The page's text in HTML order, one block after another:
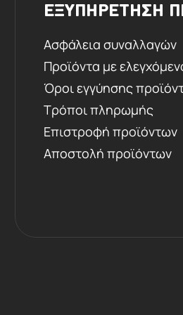
ΕΞΥΠΗΡΕΤΗΣΗ
Ασφάλεια συναλλαγών
Προϊόντα με
Όροι εγγύησης
Τρόποι πληρωμής
Επιστροφή προϊόντων
Αποστολή προϊόντων